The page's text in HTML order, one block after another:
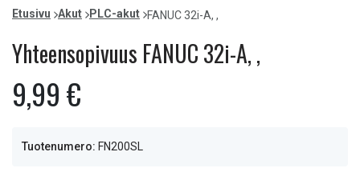
01234
of
Etusivu Akut PLC-akut FANUC 32i-A, ,
Yhteensopivuus FANUC 32i-A, ,
9,99 €
Tuotenumero: FN200SL